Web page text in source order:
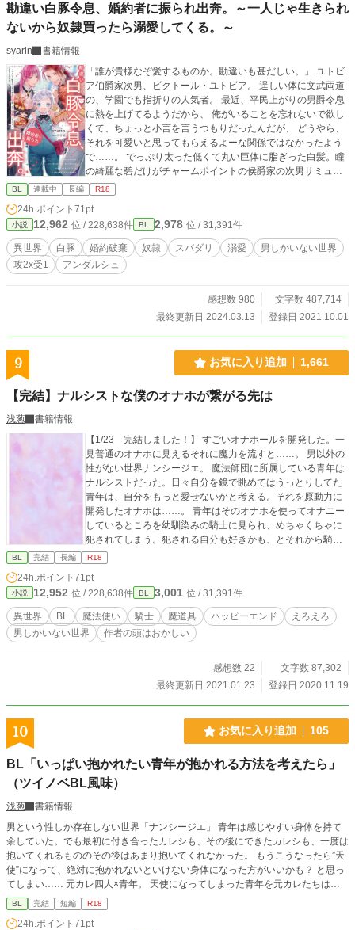
勘違い白豚令息、婚約者に振られ出奔。～一人じゃ生きられ
ないから奴隷買ったら溺愛してくる。～
syarin
書籍情報
「誰が貴様なぞ愛するものか。勘違いも甚だしい。」 ユトビ
ア伯爵家次男、ビクトール・ユトビア。 逞しい体に文武両道
の、学園でも指折りの人気者。 最近、平民上がりの男爵令息
に熱を上げてるようだから、 俺がいることを忘れないで欲し
くて、ちょっと小言を言うつもりだったんだが、 どうやら、
それを可愛いと思ってもらえるよーな関係ではなかったよう
で……。 でっぷり太った低くて丸い巨体に脂ぎった白髪。瞳
の綺麗な碧だけがチャームポイントの侯爵家の次男サミュエ
ル・コートニーは、王立学園の中でも一番洒落てるカフェテ
リアで婚約者のビクトールから手酷く振られてしまい……。
醜い容姿にも関わらず、愛されてると勘違いしていた事が恥
ずかしく、そのまま家出する。 といっても、何にも自分でし
たこと無いお坊ちゃん体質＆白豚体型で、１人で生きて行く
なんて出来る筈もなく……。 そうだ、奴隷を買おう！2人程
買おう！ 第９回BL小説大賞、ファンタジーBL賞頂きまし
ーーーー エロシーンある話には☆、濃エロには★をタイトル
BL 連載中 長編 R18
24h.ポイント 71pt
小説 12,962 位 / 228,638件 BL 2,978 位 / 31,391件
異世界 白豚 婚約破棄 奴隷 スパダリ 溺愛
男しかいない世界
攻2x受1
アンダルシュ
感想数 980
文字数 487,714
最終更新日 2024.03.13
登録日 2021.10.01
9 お気に入り追加 1,661
【完結】ナルシストな僕のオナホが繋がる先は
浅葱
書籍情報
【1/23 完結しました！】 すごいオナホールを開発した。一
見普通のオナホに見えるそれに魔力を流すと……。 男以外の
性がない世界ナンシージエ。 魔法師団に所属している青年は
ナルシストだった。日々自分を鏡で眺めてはうっとりしてた
青年は、自分をもっと愛せないかと考える。それを原動力に
開発したオナホは……。 青年はそのオナホを使ってオナニー
しているところを幼馴染みの騎士に見られ、めちゃくちゃに
犯されてしまう。犯される自分も好きかも、とそれから騎士
と関係を持つ青年。普通ではないＨに騎士もまたのめり込ん
でいき……。 巨根騎士（人外混血・竜族・童貞）×ナルシス
ト魔法使い。あほエロハッピーエンド？ です。 短編の予定
でしたが長くなりました（汗 ナルシスト／性癖／魔道具／オ
ナニー／セルフセックス／疑似二輪挿し／巨根／尿道責め／
快楽堕ち／貞操観念皆無／魔法師団長はビッチ（何
BL 完結 長編 R18
24h.ポイント 71pt
小説 12,952 位 / 228,638件 BL 3,001 位 / 31,391件
異世界 BL 魔法使い 騎士 魔道具 ハッピーエンド
えろえろ
男しかいない世界
作者の頭はおかしい
感想数 22
文字数 87,302
最終更新日 2021.01.23
登録日 2020.11.19
10 お気に入り追加 105
BL「いっぱい抱かれたい青年が抱かれる方法を考えたら」
（ツイノベBL風味）
浅葱
書籍情報
男という性しか存在しない世界「ナンシージエ」 青年は感じやすい身体を持て
余していた。でも最初に付き合ったカレシも、その後にできたカレシも、一度は
抱いてくれるもののその後はあまり抱いてくれなかった。 もうこうなったら”天
使”になって、絶対に抱かれないといけない身体になった方がいいかも？ と思っ
てしまい…… 元カレ四人×青年。 天使になってしまった青年を元カレたちは受
け入れるのか？ らぶらぶハッピーエンドです。 「抱かれたい青年は抱いてもら
う方法を考えた」の別バージョンです。
BL 完結 短編 R18
24h.ポイント 71pt